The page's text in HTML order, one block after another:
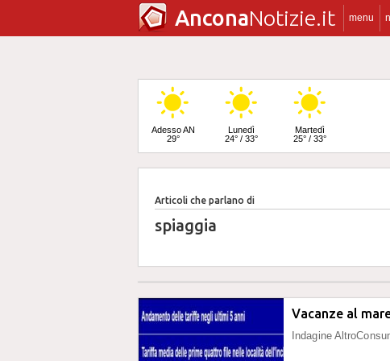
AnconaNotizie.it menu
Adesso AN
29°
Lunedì
24° / 33°
Martedì
25° / 33°
Mercoledì
25° / 34°
Articoli che parlano di
spiaggia
Vacanze al
Indagine